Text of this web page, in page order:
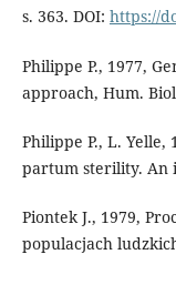
s. 363. DOI: https://
Philippe P., 1977,
approach, Hum.
Philippe P., L.
partum sterility. An
Piontek J., 1979,
populacjach